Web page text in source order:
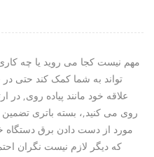
مهم نیست کجا می روید یا چه
تواند به شما کمک کند حتی
علاقه خود مانند پیاده روی, در
روی می کنید,، بسته باتری تضمین
مورد از دست دادن برق دستگاه
که دیگر لازم نیست نگران